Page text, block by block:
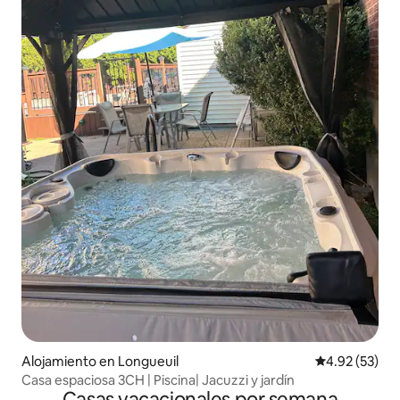
Alojamiento en Longueuil Calificación
4.92 (53)
Casa espaciosa 3CH | Piscina| Jacuzzi y jardín